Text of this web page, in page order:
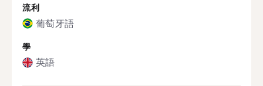
流利
葡萄牙語
學
英語